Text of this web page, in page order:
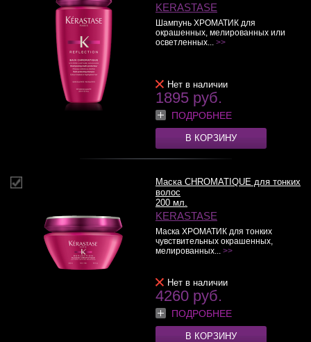
KERASTASE
Шампунь ХРОМАТИК для
окрашенных, мелированных или
осветленных... >>
Нет в наличии
1895 руб.
ПОДРОБНЕЕ
В КОРЗИНУ
Маска CHROMATIQUE для тонких
волос
200 мл.
KERASTASE
Маска ХРОМАТИК для тонких
чувствительных окрашенных,
мелированных... >>
Нет в наличии
4260 руб.
ПОДРОБНЕЕ
В КОРЗИНУ